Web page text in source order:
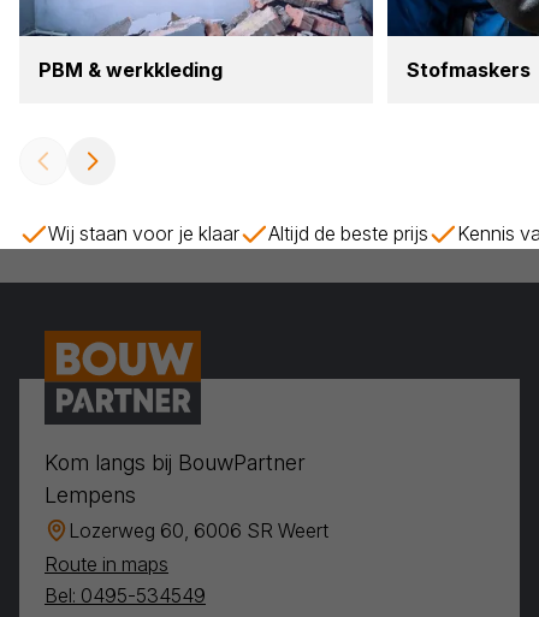
PBM & werk­kle­ding Stof­mas­kers
Wij staan voor je klaar Altijd de beste prijs Kennis
Kom langs bij BouwPartner
Lempens
Lozerweg 60, 6006 SR Weert
Route in maps
Bel: 0495-534549